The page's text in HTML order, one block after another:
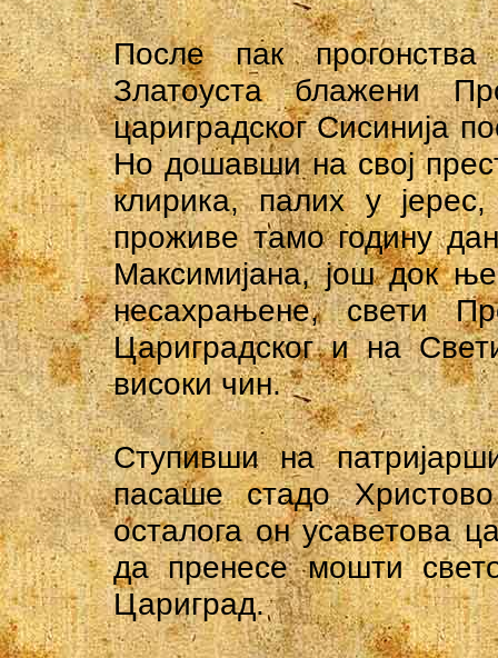
После пак
Златоуста блажени
цариградског Сисинија
Но дошавши на свој
клирика, палих у
проживе тамо годину
Максимијана, још док
несахрањене, свети
Цариградског и на
високи чин.
Ступивши на
пасаше стадо
осталога он усаветова
да пренесе мошти
Цариград.